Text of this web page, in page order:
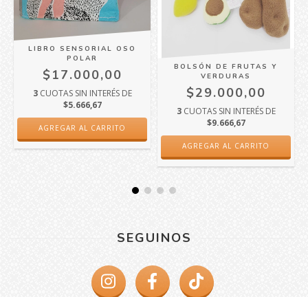
LIBRO SENSORIAL OSO
POLAR
$17.000,00
3 CUOTAS SIN INTERÉS DE
$5.666,67
BOLSÓN DE FRUTAS Y
VERDURAS
$29.000,00
3 CUOTAS SIN INTERÉS DE
$9.666,67
SEGUINOS